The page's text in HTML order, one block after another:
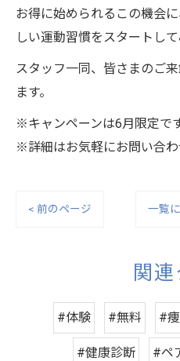
お得に始められるこの機会
しい運動習慣をスタートし
スタッフ一同、皆さまのご
ます。
※キャンペーンは6月限定です
※詳細はお気軽にお問い合わ
< 前のページ 一覧
関
#体験 #無料 #
#健康診断 #ペ